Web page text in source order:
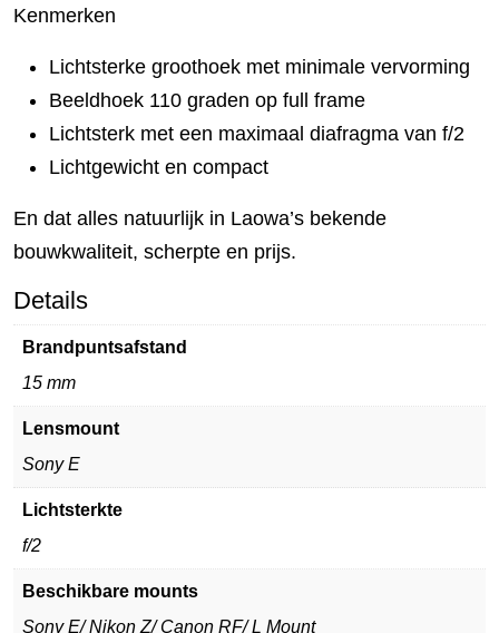
Kenmerken
Lichtsterke groothoek met minimale vervorming
Beeldhoek 110 graden op full frame
Lichtsterk met een maximaal diafragma van f/2
Lichtgewicht en compact
En dat alles natuurlijk in Laowa’s bekende
bouwkwaliteit, scherpte en prijs.
Details
Brandpuntsafstand
15 mm
Lensmount
Sony E
Lichtsterkte
f/2
Beschikbare mounts
Sony E/ Nikon Z/ Canon RF/ L Mount